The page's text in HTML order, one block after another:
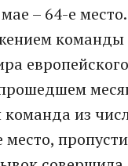
– 64-е
команды
из
место,